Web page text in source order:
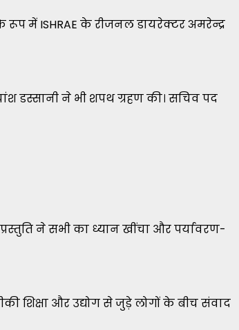
में ISHRAE के रीजनल डायरेक्टर अमरेन्द्र
डस्सानी ने भी शपथ ग्रहण की। सचिव पद
ने सभी का ध्यान खींचा और पर्यावरण-
शिक्षा और उद्योग से जुड़े लोगों के बीच संवाद